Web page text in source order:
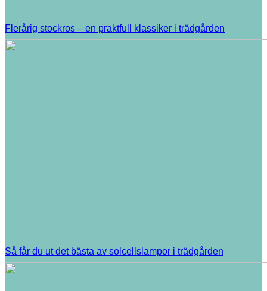
Flerårig stockros – en praktfull klassiker i trädgården
Så får du ut det bästa av solcellslampor i trädgården